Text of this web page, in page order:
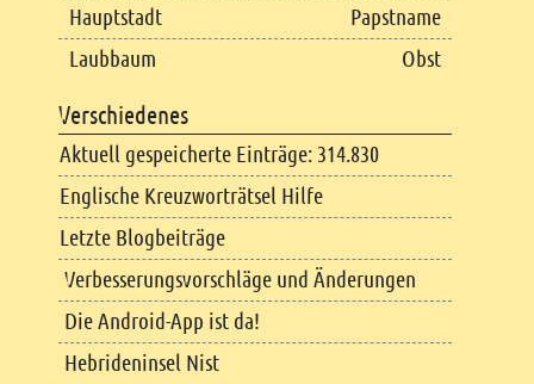
Hauptstadt
Papstname
Laubbaum
Obst
Verschiedenes
Aktuell gespeicherte Einträge: 314.830
Englische Kreuzworträtsel Hilfe
Letzte Blogbeiträge
Verbesserungsvorschläge und Änderungen
Die Android-App ist da!
Hebrideninsel Nist